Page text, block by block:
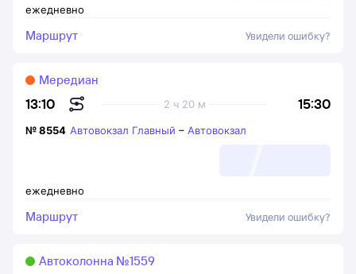
ежедневно
Маршрут Увидели ошибку?
13:10 15:30
2 ч 20 м
Мередиан
ежедневно
№8554 Автовокзал Главный – Автовокзал
Маршрут Увидели ошибку?
Автоколонна №1559